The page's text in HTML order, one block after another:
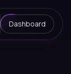
Dashboard